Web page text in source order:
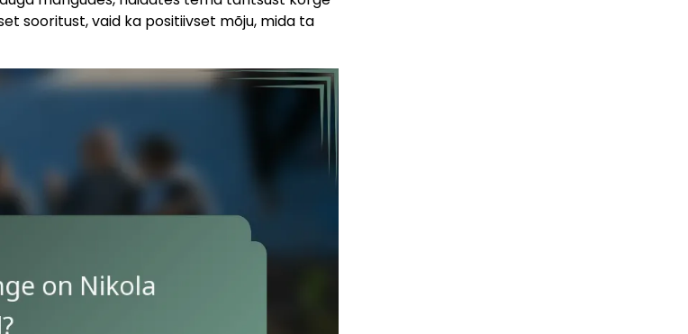
sooritust, vaid ka positiivset mõju, mida ta